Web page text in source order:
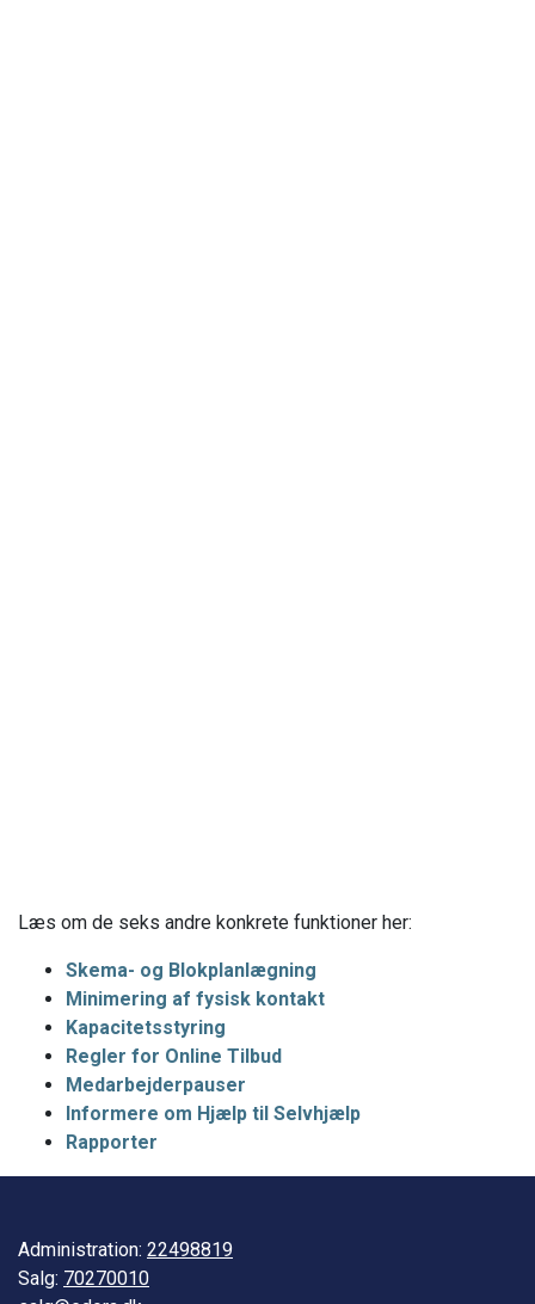
Læs om de seks andre konkrete funktioner her:
Skema- og Blokplanlægning
Minimering af fysisk kontakt
Kapacitetsstyring
Regler for Online Tilbud
Medarbejderpauser
Informere om Hjælp til Selvhjælp
Rapporter
Administration: 22498819
Salg: 70270010